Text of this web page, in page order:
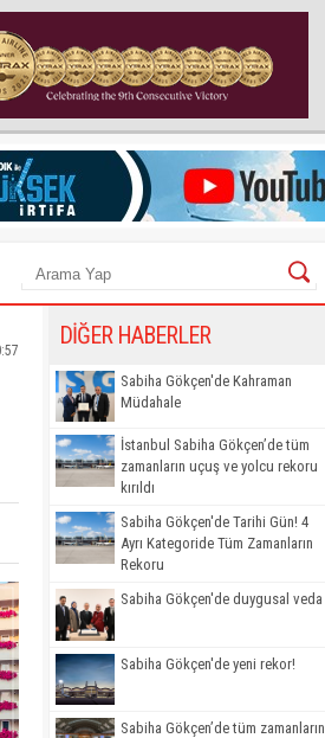
DİĞER HABERLER
Sabiha Gökçen'de Kahraman
Müdahale
İstanbul Sabiha Gökçen’de tüm
zamanların uçuş ve yolcu rekoru
kırıldı
Sabiha Gökçen'de Tarihi Gün! 4
Ayrı Kategoride Tüm Zamanların
Rekoru
Sabiha Gökçen'de duygusal veda
Sabiha Gökçen'de yeni rekor!
Sabiha Gökçen’de tüm zamanların